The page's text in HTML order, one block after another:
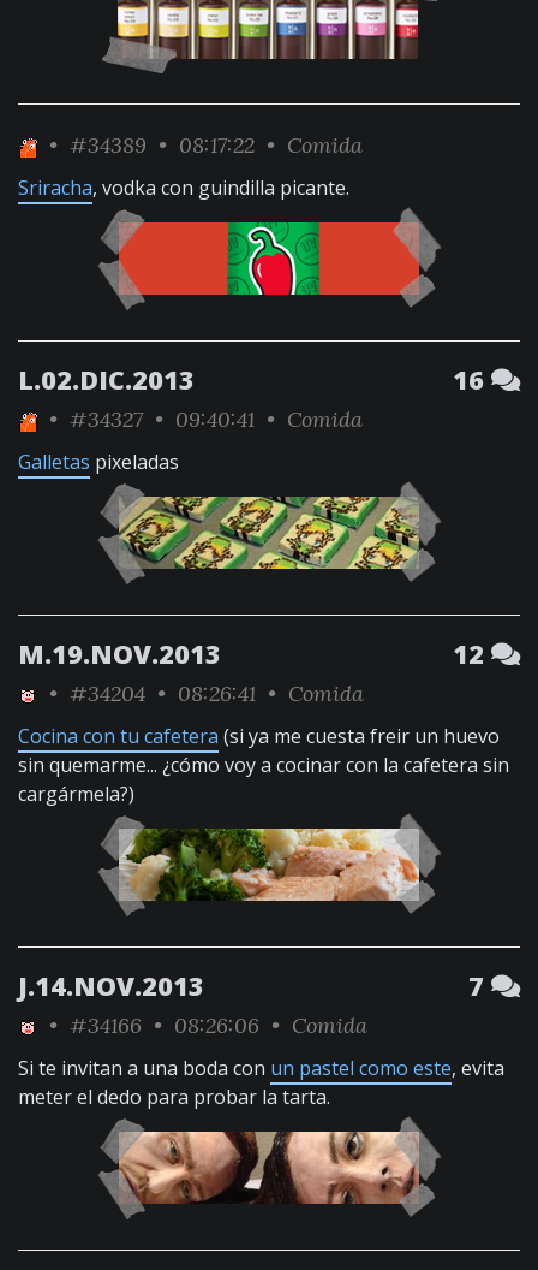
• #34389 • 08:17:22 • Comida
Sriracha, vodka con guindilla picante.
L.02.DIC.2013 16
• #34327 • 09:40:41 • Comida
Galletas pixeladas
M.19.NOV.2013 12
• #34204 • 08:26:41 • Comida
Cocina con tu cafetera (si ya me cuesta freir un huevo
sin quemarme... ¿cómo voy a cocinar con la cafetera sin
cargármela?)
J.14.NOV.2013 7
• #34166 • 08:26:06 • Comida
Si te invitan a una boda con un pastel como este, evita
meter el dedo para probar la tarta.